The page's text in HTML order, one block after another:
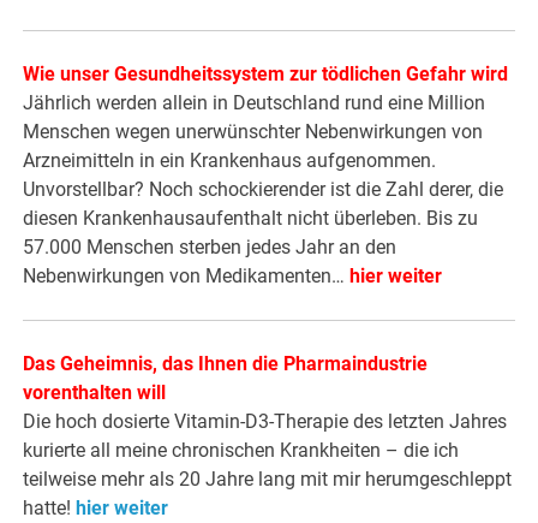
Wie unser Gesundheitssystem zur tödlichen Gefahr wird
Jährlich werden allein in Deutschland rund eine Million
Menschen wegen unerwünschter Nebenwirkungen von
Arzneimitteln in ein Krankenhaus aufgenommen.
Unvorstellbar? Noch schockierender ist die Zahl derer, die
diesen Krankenhausaufenthalt nicht überleben. Bis zu
57.000 Menschen sterben jedes Jahr an den
Nebenwirkungen von Medikamenten… hier weiter
Das Geheimnis, das Ihnen die Pharmaindustrie
vorenthalten will
Die hoch dosierte Vitamin-D3-Therapie des letzten Jahres
kurierte all meine chronischen Krankheiten – die ich
teilweise mehr als 20 Jahre lang mit mir herumgeschleppt
hatte! hier weiter